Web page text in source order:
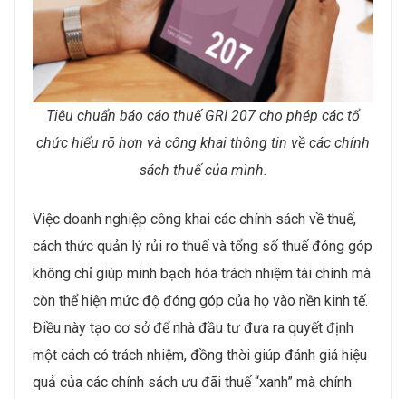
Tiêu chuẩn báo cáo thuế GRI 207 cho phép các tổ
chức hiểu rõ hơn và công khai thông tin về các chính
sách thuế của mình.
Việc doanh nghiệp công khai các chính sách về thuế,
cách thức quản lý rủi ro thuế và tổng số thuế đóng góp
không chỉ giúp minh bạch hóa trách nhiệm tài chính mà
còn thể hiện mức độ đóng góp của họ vào nền kinh tế.
Điều này tạo cơ sở để nhà đầu tư đưa ra quyết định
một cách có trách nhiệm, đồng thời giúp đánh giá hiệu
quả của các chính sách ưu đãi thuế “xanh” mà chính